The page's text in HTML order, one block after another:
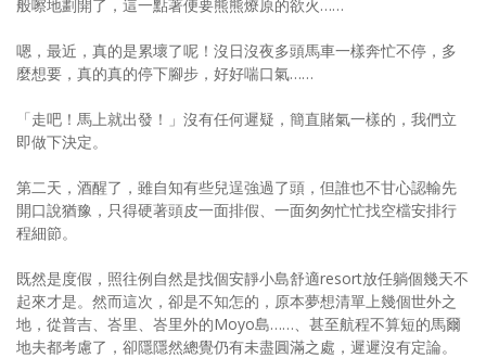
訂閱電子報
般嚓地劃開了，這一點著便要熊熊燎原的欲火……
嗯，最近，真的是累壞了呢！沒日沒夜多頭馬車一樣奔忙不停，多
麼想要，真的真的停下腳步，好好喘口氣……
「走吧！馬上就出發！」沒有任何遲疑，簡直賭氣一樣的，我們立
即做下決定。
第二天，酒醒了，雖自知有些兒逞強過了頭，但誰也不甘心認輸先
開口說猶豫，只得硬著頭皮一面排假、一面匆匆忙忙找空檔安排行
程細節。
既然是度假，照往例自然是找個安靜小島舒適resort放任躺個幾天不
起來才是。然而這次，卻是不知怎的，原本夢想清單上幾個世外之
地，從普吉、峇里、峇里外的Moyo島……、甚至航程不算短的馬爾
地夫都考慮了，卻隱隱然總覺仍有未盡圓滿之處，遲遲沒有定論。